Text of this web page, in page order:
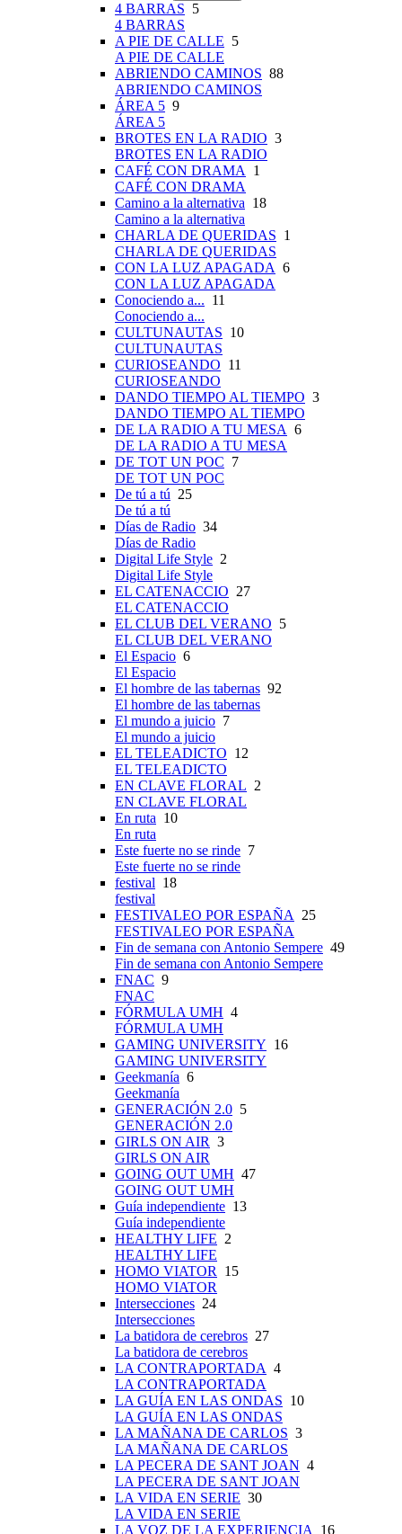
4 BARRAS 5
4 BARRAS
A PIE DE CALLE 5
A PIE DE CALLE
ABRIENDO CAMINOS 88
ABRIENDO CAMINOS
ÁREA 5 9
ÁREA 5
BROTES EN LA RADIO 3
BROTES EN LA RADIO
CAFÉ CON DRAMA 1
CAFÉ CON DRAMA
Camino a la alternativa 18
Camino a la alternativa
CHARLA DE QUERIDAS 1
CHARLA DE QUERIDAS
CON LA LUZ APAGADA 6
CON LA LUZ APAGADA
Conociendo a... 11
Conociendo a...
CULTUNAUTAS 10
CULTUNAUTAS
CURIOSEANDO 11
CURIOSEANDO
DANDO TIEMPO AL TIEMPO 3
DANDO TIEMPO AL TIEMPO
DE LA RADIO A TU MESA 6
DE LA RADIO A TU MESA
DE TOT UN POC 7
DE TOT UN POC
De tú a tú 25
De tú a tú
Días de Radio 34
Días de Radio
Digital Life Style 2
Digital Life Style
EL CATENACCIO 27
EL CATENACCIO
EL CLUB DEL VERANO 5
EL CLUB DEL VERANO
El Espacio 6
El Espacio
El hombre de las tabernas 92
El hombre de las tabernas
El mundo a juicio 7
El mundo a juicio
EL TELEADICTO 12
EL TELEADICTO
EN CLAVE FLORAL 2
EN CLAVE FLORAL
En ruta 10
En ruta
Este fuerte no se rinde 7
Este fuerte no se rinde
festival 18
festival
FESTIVALEO POR ESPAÑA 25
FESTIVALEO POR ESPAÑA
Fin de semana con Antonio Sempere 49
Fin de semana con Antonio Sempere
FNAC 9
FNAC
FÓRMULA UMH 4
FÓRMULA UMH
GAMING UNIVERSITY 16
GAMING UNIVERSITY
Geekmanía 6
Geekmanía
GENERACIÓN 2.0 5
GENERACIÓN 2.0
GIRLS ON AIR 3
GIRLS ON AIR
GOING OUT UMH 47
GOING OUT UMH
Guía independiente 13
Guía independiente
HEALTHY LIFE 2
HEALTHY LIFE
HOMO VIATOR 15
HOMO VIATOR
Intersecciones 24
Intersecciones
La batidora de cerebros 27
La batidora de cerebros
LA CONTRAPORTADA 4
LA CONTRAPORTADA
LA GUÍA EN LAS ONDAS 10
LA GUÍA EN LAS ONDAS
LA MAÑANA DE CARLOS 3
LA MAÑANA DE CARLOS
LA PECERA DE SANT JOAN 4
LA PECERA DE SANT JOAN
LA VIDA EN SERIE 30
LA VIDA EN SERIE
LA VOZ DE LA EXPERIENCIA
16